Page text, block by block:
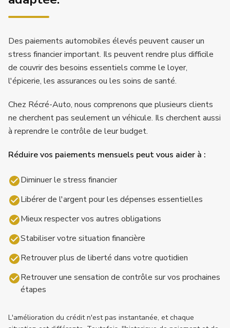
Des paiements automobiles élevés peuvent causer un
stress financier important. Ils peuvent rendre plus difficile
de couvrir des besoins essentiels comme le loyer,
l'épicerie, les assurances ou les soins de santé.
Chez Récré-Auto, nous comprenons que plusieurs clients
ne cherchent pas seulement un véhicule. Ils cherchent aussi
à reprendre le contrôle de leur budget.
Réduire vos paiements mensuels peut vous aider à :
Diminuer le stress financier
Libérer de l'argent pour les dépenses essentielles
Mieux respecter vos autres obligations
Stabiliser votre situation financière
Retrouver plus de liberté dans votre quotidien
Retrouver une sensation de contrôle sur vos prochaines
étapes
L'amélioration du crédit n'est pas instantanée, et chaque